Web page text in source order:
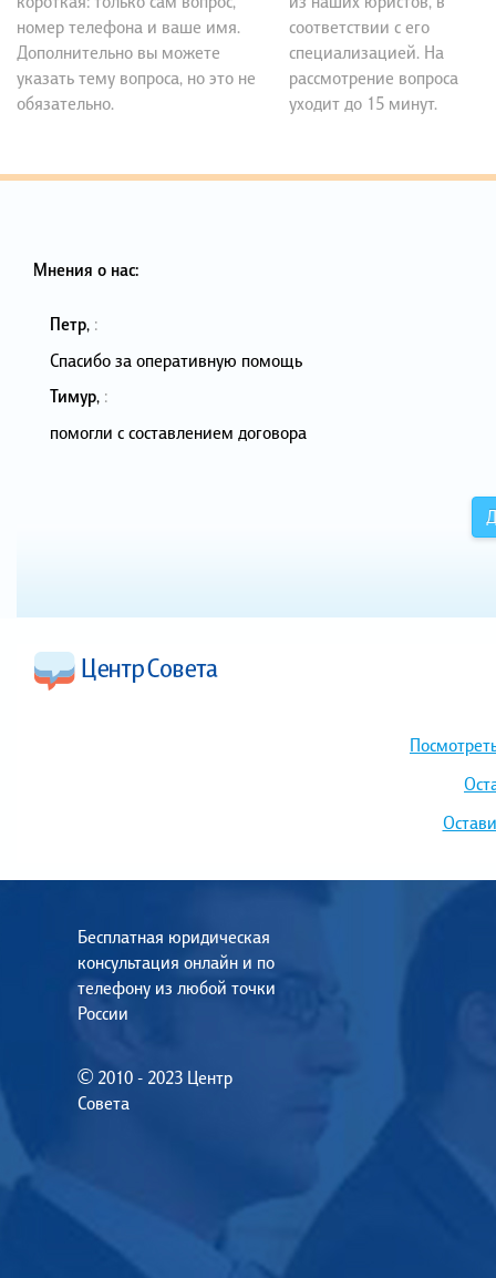
номер телефона и ваше имя.
Дополнительно вы можете
указать тему вопроса, но это не
обязательно.
соответствии с его
специализацией. На
рассмотрение вопроса
уходит до 15 минут.
Мнения о нас:
Петр, :
Спасибо за оперативную помощь
Тимур, :
помогли с составлением договора
Бесплатная юридическая
консультация онлайн и по
телефону из любой точки
России
© 2010 - 2023 Центр
Совета